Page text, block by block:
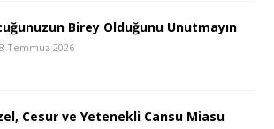
Birey Olduğunu Unutmayın
Temmuz 2026
Cesur ve Yetenekli Cansu Miasu